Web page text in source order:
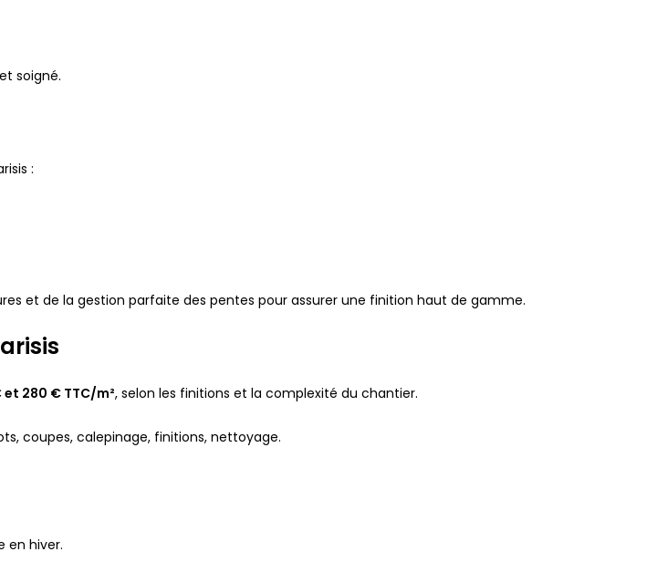
soigné.
:
et de la gestion parfaite des pentes pour assurer une finition haut de gamme.
et 280 € TTC/m², selon les finitions et la complexité du chantier.
coupes, calepinage, finitions, nettoyage.
en hiver.